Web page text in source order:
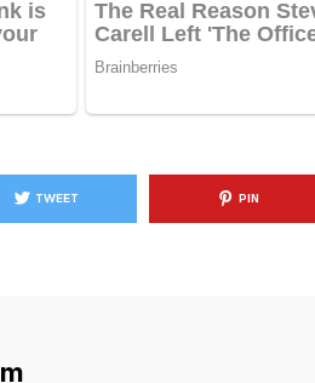
TWEET PIN